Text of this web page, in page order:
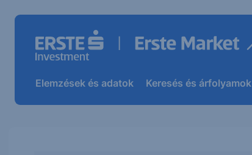
Elemzések és adatok Keresés és árfolyamok